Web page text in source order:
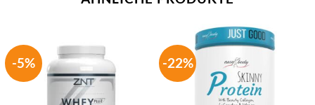
-5% -22%